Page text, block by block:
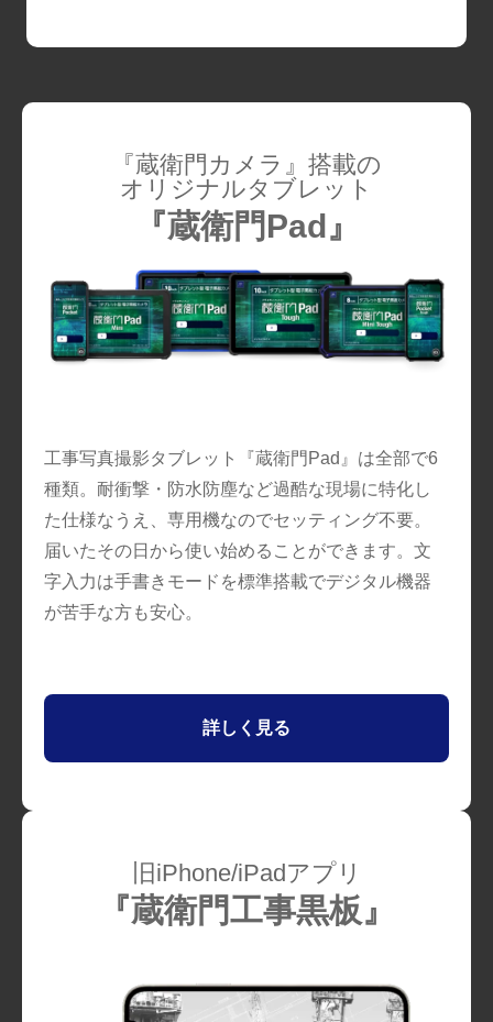
『蔵衛門カメラ』搭載の
オリジナルタブレット
『蔵衛門Pad』
工事写真撮影タブレット『蔵衛門Pad』は全部で6
種類。耐衝撃・防水防塵など過酷な現場に特化し
た仕様なうえ、専用機なのでセッティング不要。
届いたその日から使い始めることができます。文
字入力は手書きモードを標準搭載でデジタル機器
が苦手な方も安心。
詳しく見る
旧iPhone/iPadアプリ
『蔵衛門工事黒板』